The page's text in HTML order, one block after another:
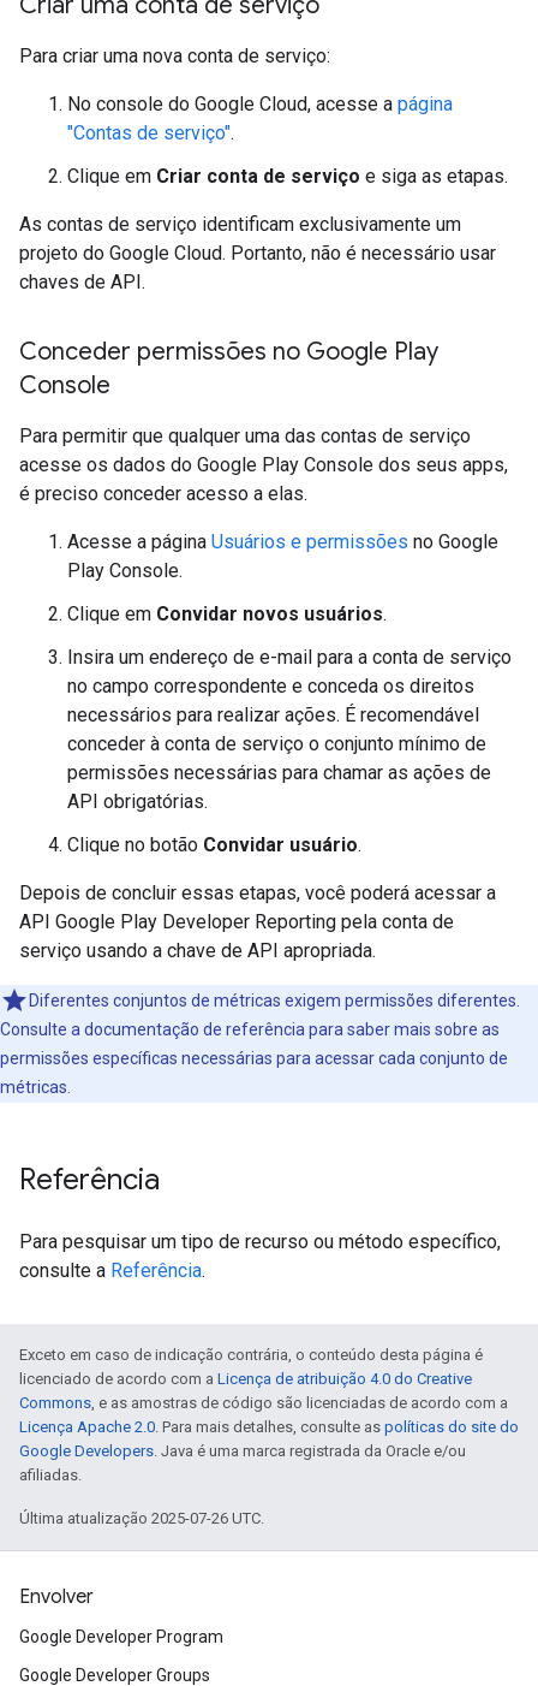
Para criar uma nova conta de serviço:
No console do Google Cloud, acesse a página
"Contas de serviço".
Clique em Criar conta de serviço e siga as etapas.
As contas de serviço identificam exclusivamente um
projeto do Google Cloud. Portanto, não é necessário usar
chaves de API.
Conceder permissões no Google Play
Console
Para permitir que qualquer uma das contas de serviço
acesse os dados do Google Play Console dos seus apps,
é preciso conceder acesso a elas.
Acesse a página Usuários e permissões no Google
Play Console.
Clique em Convidar novos usuários.
Insira um endereço de e-mail para a conta de serviço
no campo correspondente e conceda os direitos
necessários para realizar ações. É recomendável
conceder à conta de serviço o conjunto mínimo de
permissões necessárias para chamar as ações de
API obrigatórias.
Clique no botão Convidar usuário.
Depois de concluir essas etapas, você poderá acessar a
API Google Play Developer Reporting pela conta de
serviço usando a chave de API apropriada.
Diferentes conjuntos de métricas exigem permissões diferentes.
Consulte a documentação de referência para saber mais sobre as
permissões específicas necessárias para acessar cada conjunto de
métricas.
Referência
Para pesquisar um tipo de recurso ou método específico,
consulte a Referência.
Exceto em caso de indicação contrária, o conteúdo desta página é
licenciado de acordo com a Licença de atribuição 4.0 do Creative
Commons, e as amostras de código são licenciadas de acordo com a
Licença Apache 2.0. Para mais detalhes, consulte as políticas do site do
Google Developers. Java é uma marca registrada da Oracle e/ou
afiliadas.
Última atualização 2025-07-26 UTC.
Envolver
Google Developer Program
Google Developer Groups